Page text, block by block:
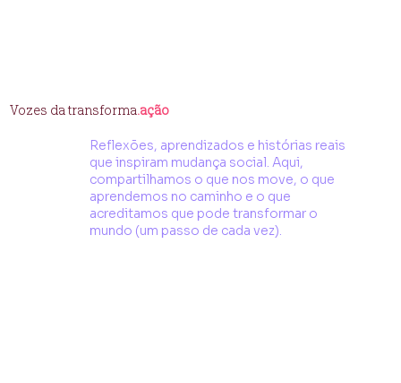
Vozes da transforma.ação
Reflexões, aprendizados e histórias reais
que inspiram mudança social. Aqui,
compartilhamos o que nos move, o que
aprendemos no caminho e o que
acreditamos que pode transformar o
mundo (um passo de cada vez).